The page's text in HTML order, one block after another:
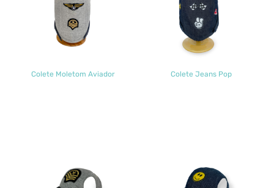
Colete Moletom Aviador Colete Jeans Pop